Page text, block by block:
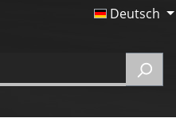
Deutsch